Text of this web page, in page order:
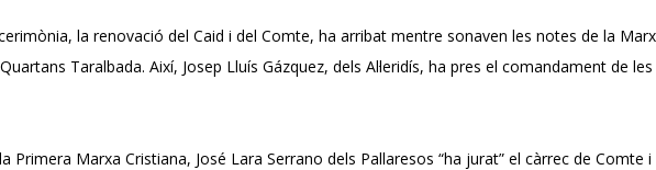
la renovació del Caid i del Comte, ha arribat mentre sonaven les notes de la
Taralbada. Així, Josep Lluís Gázquez, dels Al·leridís, ha pres el comandament de
Primera Marxa Cristiana, José Lara Serrano dels Pallaresos “ha jurat” el càrrec de